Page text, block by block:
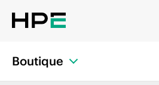
Boutique